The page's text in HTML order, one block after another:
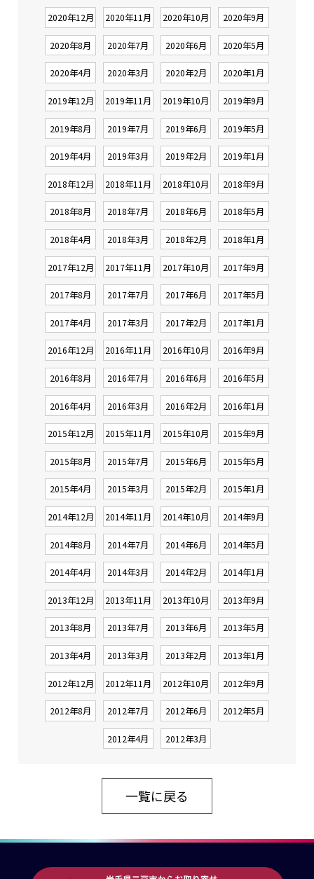
2020年12月 2020年11月 2020年10月 2020年9月
2020年8月 2020年7月 2020年6月 2020年5月
2020年4月 2020年3月 2020年2月 2020年1月
2019年12月 2019年11月 2019年10月 2019年9月
2019年8月 2019年7月 2019年6月 2019年5月
2019年4月 2019年3月 2019年2月 2019年1月
2018年12月 2018年11月 2018年10月 2018年9月
2018年8月 2018年7月 2018年6月 2018年5月
2018年4月 2018年3月 2018年2月 2018年1月
2017年12月 2017年11月 2017年10月 2017年9月
2017年8月 2017年7月 2017年6月 2017年5月
2017年4月 2017年3月 2017年2月 2017年1月
2016年12月 2016年11月 2016年10月 2016年9月
2016年8月 2016年7月 2016年6月 2016年5月
2016年4月 2016年3月 2016年2月 2016年1月
2015年12月 2015年11月 2015年10月 2015年9月
2015年8月 2015年7月 2015年6月 2015年5月
2015年4月 2015年3月 2015年2月 2015年1月
2014年12月 2014年11月 2014年10月 2014年9月
2014年8月 2014年7月 2014年6月 2014年5月
2014年4月 2014年3月 2014年2月 2014年1月
2013年12月 2013年11月 2013年10月 2013年9月
2013年8月 2013年7月 2013年6月 2013年5月
2013年4月 2013年3月 2013年2月 2013年1月
2012年12月 2012年11月 2012年10月 2012年9月
2012年8月 2012年7月 2012年6月 2012年5月
2012年4月 2012年3月
一覧に戻る